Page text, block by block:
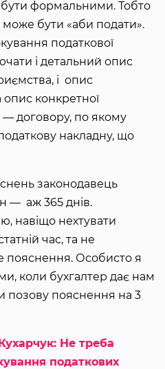
формальними. Тобто
може бути «аби подати».
податкової
і детальний опис
і опис
конкретної
— договору, по якому
накладну, що
законодавець
— аж 365 днів.
навіщо нехтувати
час, та не
пояснення. Особисто я
коли бухгалтер дає нам
позову пояснення на 3
Не треба
податкових